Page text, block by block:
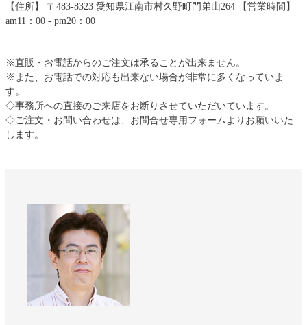
【住所】 〒483-8323 愛知県江南市村久野町門弟山264 【営業時間】
am11：00 - pm20：00
※直販・お電話からのご注文は承ることが出来ません。
※また、お電話での対応も出来ない場合が非常に多くなっていま
す。
◇事務所への直接のご来店をお断りさせていただいています。
◇ご注文・お問い合わせは、お問合せ専用フォームよりお願いいた
します。